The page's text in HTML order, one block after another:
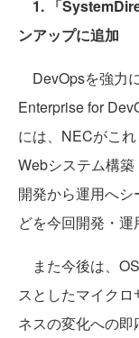
1. 「
ンアップに追加
DevOpsを強力
Enterprise for
には、NECがこ
Webシステム構築
開発から運用へ
どを今回開発・運
また今後は、
スとしたマイク
ネスの変化への